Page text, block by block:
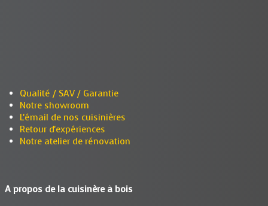
Qualité / SAV / Garantie
Notre showroom
L'émail de nos cuisinières
Retour d'expériences
Notre atelier de rénovation
A propos de la cuisinère à bois